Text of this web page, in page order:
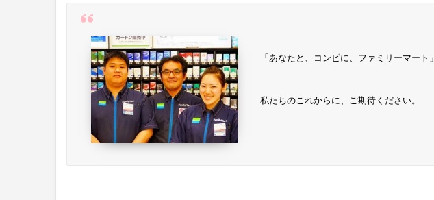
「あなたと、コンビに、ファミリーマート」
私たちのこれからに、ご期待ください。